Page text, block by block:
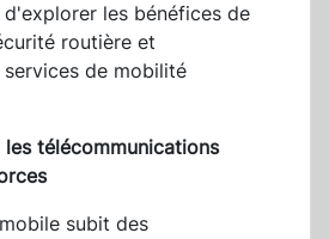
les bénéfices de
routière et
de mobilité
télécommunications
subit des